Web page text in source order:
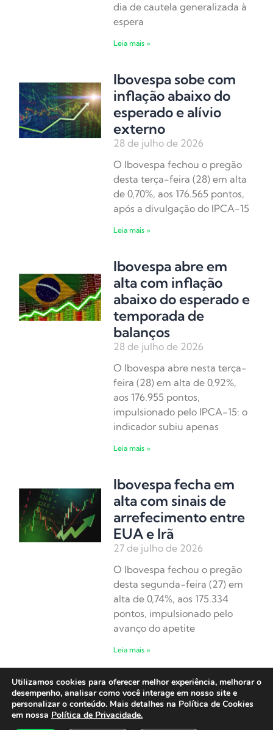
dia de cautela generalizada à
espera
Leia mais »
Ibovespa sobe com
inflação abaixo do
esperado e alívio
externo
28 de julho de 2026
O Ibovespa fechou o pregão
desta terça-feira (28) em alta
de 0,70%, aos 176.565 pontos,
após a divulgação do IPCA-15
Leia mais »
Ibovespa abre em
alta com inflação
abaixo do esperado e
temporada de
balanços
28 de julho de 2026
O Ibovespa abre nesta terça-
feira (28) em alta de 0,92%,
aos 176.955 pontos,
impulsionado pelo IPCA-15: o
indicador subiu apenas
Leia mais »
Ibovespa fecha em
alta com sinais de
arrefecimento entre
EUA e Irã
27 de julho de 2026
O Ibovespa fechou o pregão
desta segunda-feira (27) em
alta de 0,74%, aos 175.334
pontos, impulsionado pelo
avanço do apetite
Leia mais »
Ibovespa abre em
alta em semana de
decisão do Fed e
Utilizamos cookies para oferecer melhor experiência, melhorar o
desempenho, analisar como você interage em nosso site e
personalizar o conteúdo. Mais detalhes na Política de Cookies
em nossa Política de Privacidade.